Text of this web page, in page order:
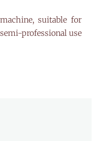
suitable for
professional use.